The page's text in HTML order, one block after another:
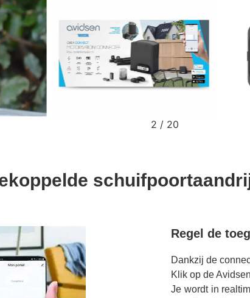
2 / 20
Regel de
Dankzij de
Klik op de
Je wordt in